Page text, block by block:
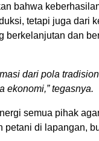
bahwa
tetapi juga dari
berkelanjutan dan
dari pola
ekonomi,” tegasnya.
semua pihak
petani di lapangan,